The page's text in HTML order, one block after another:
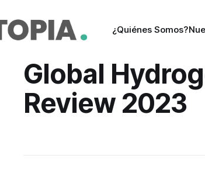
¿Quiénes Somos?
Global
Review 2023